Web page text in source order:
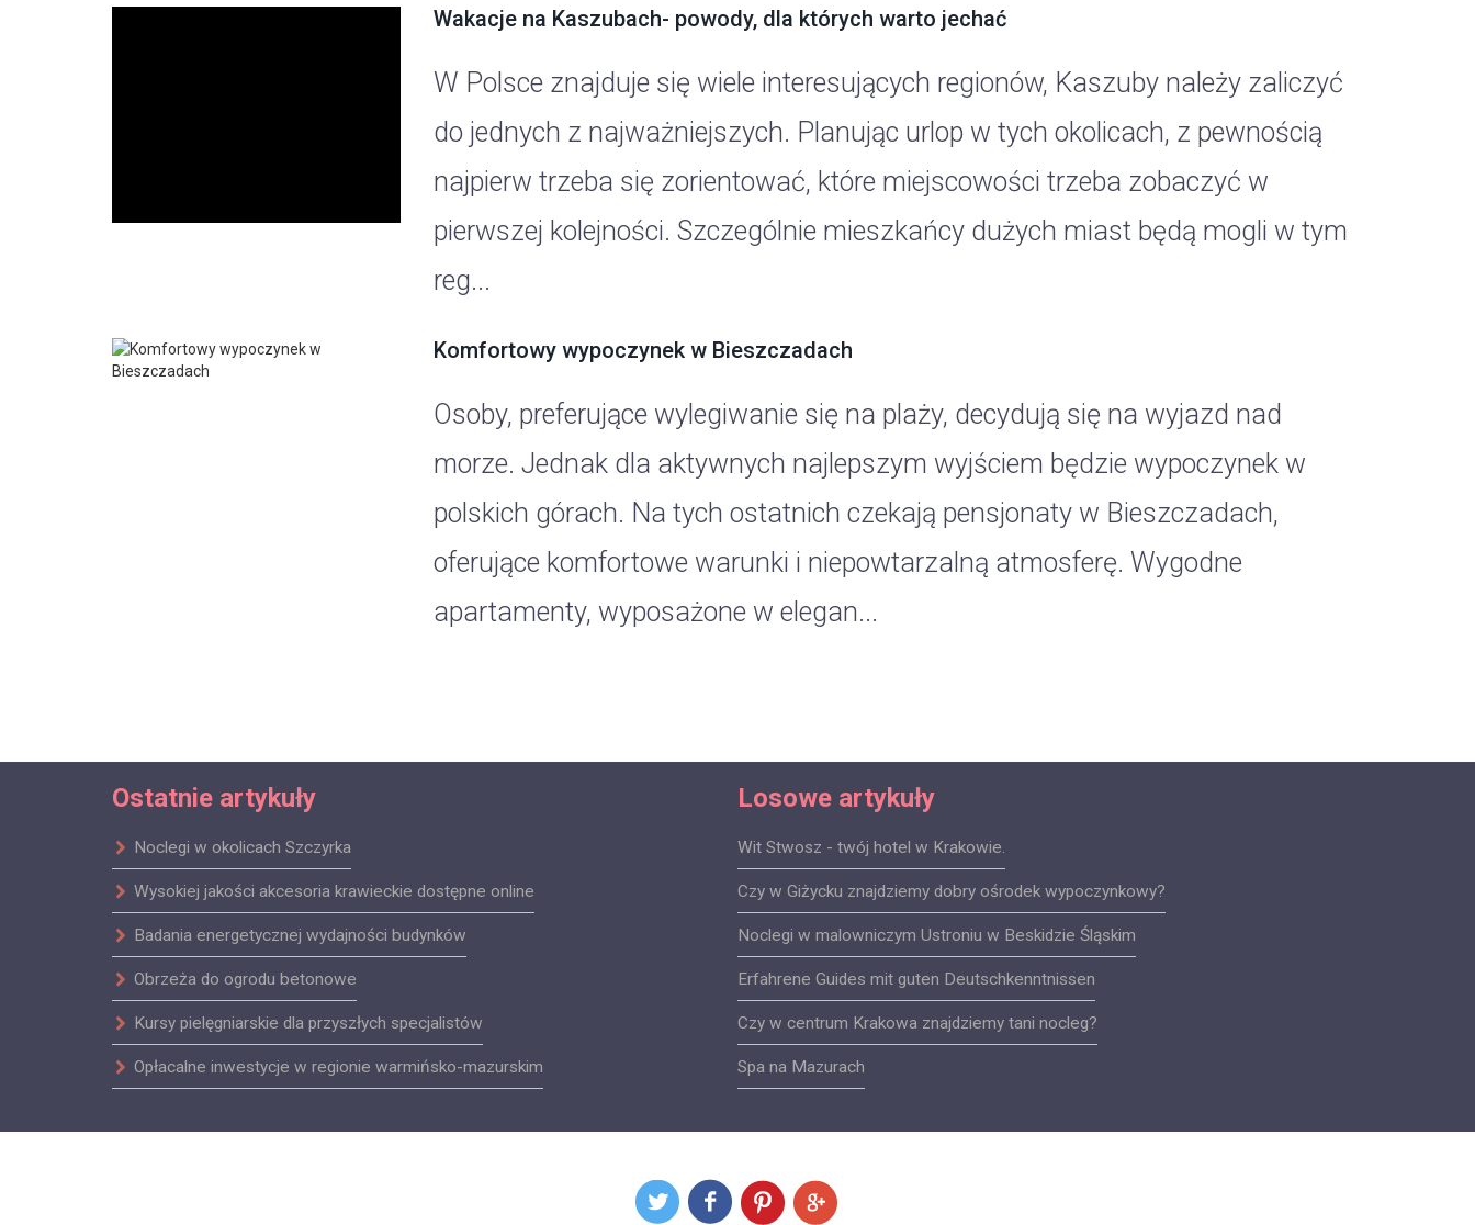
Wakacje na Kaszubach- powody, dla których warto jechać
W Polsce znajduje się wiele interesujących regionów, Kaszuby należy zaliczyć
do jednych z najważniejszych. Planując urlop w tych okolicach, z pewnością
najpierw trzeba się zorientować, które miejscowości trzeba zobaczyć w
pierwszej kolejności. Szczególnie mieszkańcy dużych miast będą mogli w tym
reg...
Komfortowy wypoczynek w Bieszczadach
Osoby, preferujące wylegiwanie się na plaży, decydują się na wyjazd nad
morze. Jednak dla aktywnych najlepszym wyjściem będzie wypoczynek w
polskich górach. Na tych ostatnich czekają pensjonaty w Bieszczadach,
oferujące komfortowe warunki i niepowtarzalną atmosferę. Wygodne
apartamenty, wyposażone w elegan...
Ostatnie artykuły
Noclegi w okolicach Szczyrka
Wysokiej jakości akcesoria krawieckie dostępne online
Badania energetycznej wydajności budynków
Obrzeża do ogrodu betonowe
Kursy pielęgniarskie dla przyszłych specjalistów
Opłacalne inwestycje w regionie warmińsko-mazurskim
Losowe artykuły
Wit Stwosz - twój hotel w Krakowie.
Czy w Giżycku znajdziemy dobry ośrodek wypoczynkowy?
Noclegi w malowniczym Ustroniu w Beskidzie Śląskim
Erfahrene Guides mit guten Deutschkenntnissen
Czy w centrum Krakowa znajdziemy tani nocleg?
Spa na Mazurach